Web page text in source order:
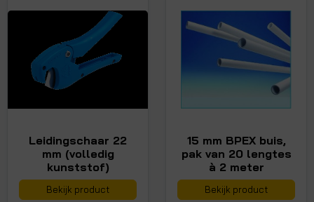
Leidingschaar 22
mm (volledig
kunststof)
Bekijk product
15 mm BPEX buis,
pak van 20 lengtes
à 2 meter
Bekijk product